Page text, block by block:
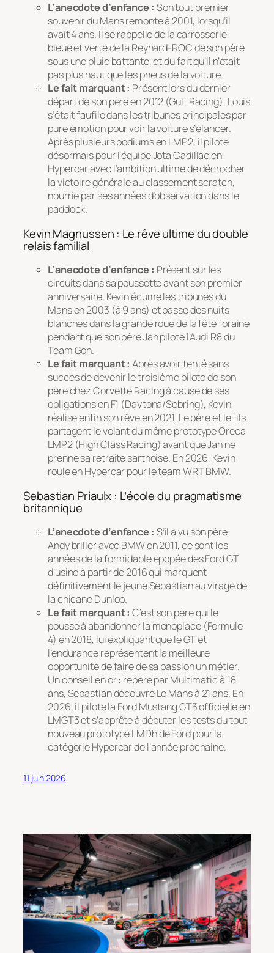
L’anecdote d’enfance : Son tout premier
souvenir du Mans remonte à 2001, lorsqu’il
avait 4 ans. Il se rappelle de la carrosserie
bleue et verte de la Reynard-ROC de son père
sous une pluie battante, et du fait qu’il n’était
pas plus haut que les pneus de la voiture.
Le fait marquant : Présent lors du dernier
départ de son père en 2012 (Gulf Racing), Louis
s’était faufilé dans les tribunes principales par
pure émotion pour voir la voiture s’élancer.
Après plusieurs podiums en LMP2, il pilote
désormais pour l’équipe Jota Cadillac en
Hypercar avec l’ambition ultime de décrocher
la victoire générale au classement scratch,
nourrie par ses années d’observation dans le
paddock.
Kevin Magnussen : Le rêve ultime du double
relais familial
L’anecdote d’enfance : Présent sur les
circuits dans sa poussette avant son premier
anniversaire, Kevin écume les tribunes du
Mans en 2003 (à 9 ans) et passe des nuits
blanches dans la grande roue de la fête foraine
pendant que son père Jan pilote l’Audi R8 du
Team Goh.
Le fait marquant : Après avoir tenté sans
succès de devenir le troisième pilote de son
père chez Corvette Racing à cause de ses
obligations en F1 (Daytona/Sebring), Kevin
réalise enfin son rêve en 2021. Le père et le fils
partagent le volant du même prototype Oreca
LMP2 (High Class Racing) avant que Jan ne
prenne sa retraite sarthoise. En 2026, Kevin
roule en Hypercar pour le team WRT BMW.
Sebastian Priaulx : L’école du pragmatisme
britannique
L’anecdote d’enfance : S’il a vu son père
Andy briller avec BMW en 2011, ce sont les
années de la formidable épopée des Ford GT
d’usine à partir de 2016 qui marquent
définitivement le jeune Sebastian au virage de
la chicane Dunlop.
Le fait marquant : C’est son père qui le
pousse à abandonner la monoplace (Formule
4) en 2018, lui expliquant que le GT et
l’endurance représentent la meilleure
opportunité de faire de sa passion un métier.
Un conseil en or : repéré par Multimatic à 18
ans, Sebastian découvre Le Mans à 21 ans. En
2026, il pilote la Ford Mustang GT3 officielle en
LMGT3 et s’apprête à débuter les tests du tout
nouveau prototype LMDh de Ford pour la
catégorie Hypercar de l’année prochaine.
11 juin 2026